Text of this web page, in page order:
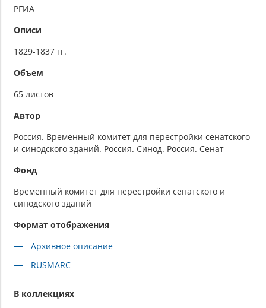
РГИА
Описи
1829-1837 гг.
Объем
65 листов
Автор
Россия. Временный комитет для перестройки сенатского
и синодского зданий. Россия. Синод. Россия. Сенат
Фонд
Временный комитет для перестройки сенатского и
синодского зданий
Формат отображения
Архивное описание
RUSMARC
В коллекциях